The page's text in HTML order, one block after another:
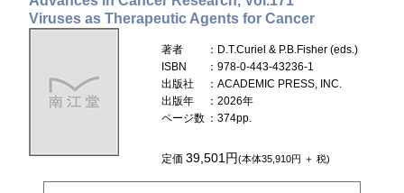
Viruses as Therapeutic Agents for Cancer
著者
：D.T.Curiel & P.B.Fisher (eds.)
ISBN
：978-0-443-43236-1
出版社
：ACADEMIC PRESS, INC.
出版年
：2026年
ページ数 ：374pp.
定価39,501円(本体35,910円 ＋ 税)